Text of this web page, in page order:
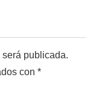
publicada.
con*